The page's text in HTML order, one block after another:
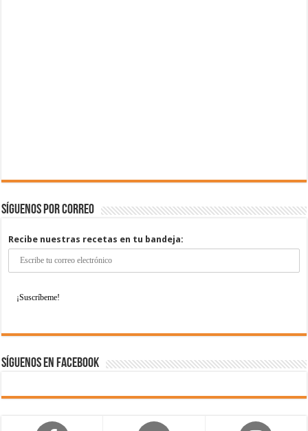
Síguenos por correo
Recibe nuestras recetas en tu bandeja:
Síguenos en Facebook